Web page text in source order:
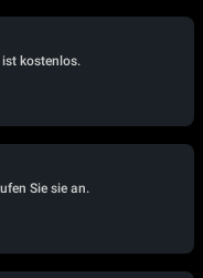
ist kostenlos.
Sie sie an.